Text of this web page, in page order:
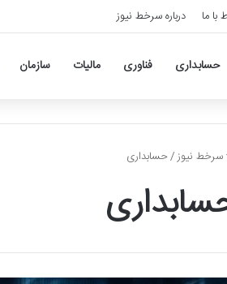
با ما درباره سرخط نیوز
حسابداری فناوری مالیات سازمان
سرخط نیوز/حسابداری